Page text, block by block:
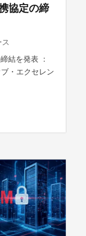
協定の締
結を発表 ：
・エクセレン